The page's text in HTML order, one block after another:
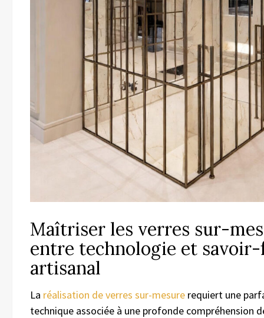
Maîtriser les verres sur-
entre technologie et
artisanal
La réalisation de verres sur-mesure requiert une
technique associée à une profonde compréhension